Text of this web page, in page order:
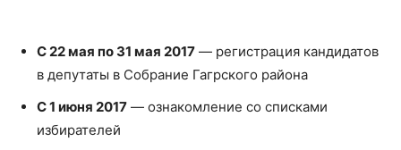
С 22 мая по 31 мая 2017 — регистрация кандидатов
в депутаты в Собрание Гагрского района
С 1 июня 2017 — ознакомление со списками
избирателей